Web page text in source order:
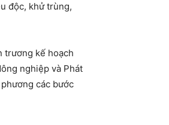
độc, khử trùng,
trương kế hoạch
nghiệp và Phát
các bước